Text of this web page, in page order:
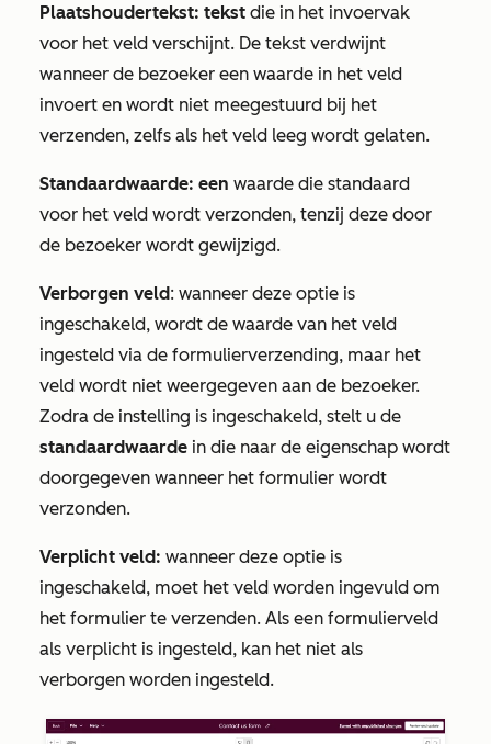
Plaatshoudertekst: tekst die in het invoervak
voor het veld verschijnt. De tekst verdwijnt
wanneer de bezoeker een waarde in het veld
invoert en wordt niet meegestuurd bij het
verzenden, zelfs als het veld leeg wordt gelaten.
Standaardwaarde: een waarde die standaard
voor het veld wordt verzonden, tenzij deze door
de bezoeker wordt gewijzigd.
Verborgen veld: wanneer deze optie is
ingeschakeld, wordt de waarde van het veld
ingesteld via de formulierverzending, maar het
veld wordt niet weergegeven aan de bezoeker.
Zodra de instelling is ingeschakeld, stelt u de
standaardwaarde in die naar de eigenschap wordt
doorgegeven wanneer het formulier wordt
verzonden.
Verplicht veld: wanneer deze optie is
ingeschakeld, moet het veld worden ingevuld om
het formulier te verzenden. Als een formulierveld
als verplicht is ingesteld, kan het niet als
verborgen worden ingesteld.